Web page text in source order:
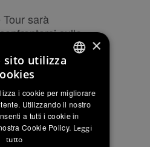
sarà
sulle
il settore nei
stand 69per
le più recenti
dedicate al
ENGLISH
FRENCH
×
sito utilizza
i cookie per migliorare
Utilizzando il nostro
a tutti i cookie in
Cookie Policy. Leggi
tutto